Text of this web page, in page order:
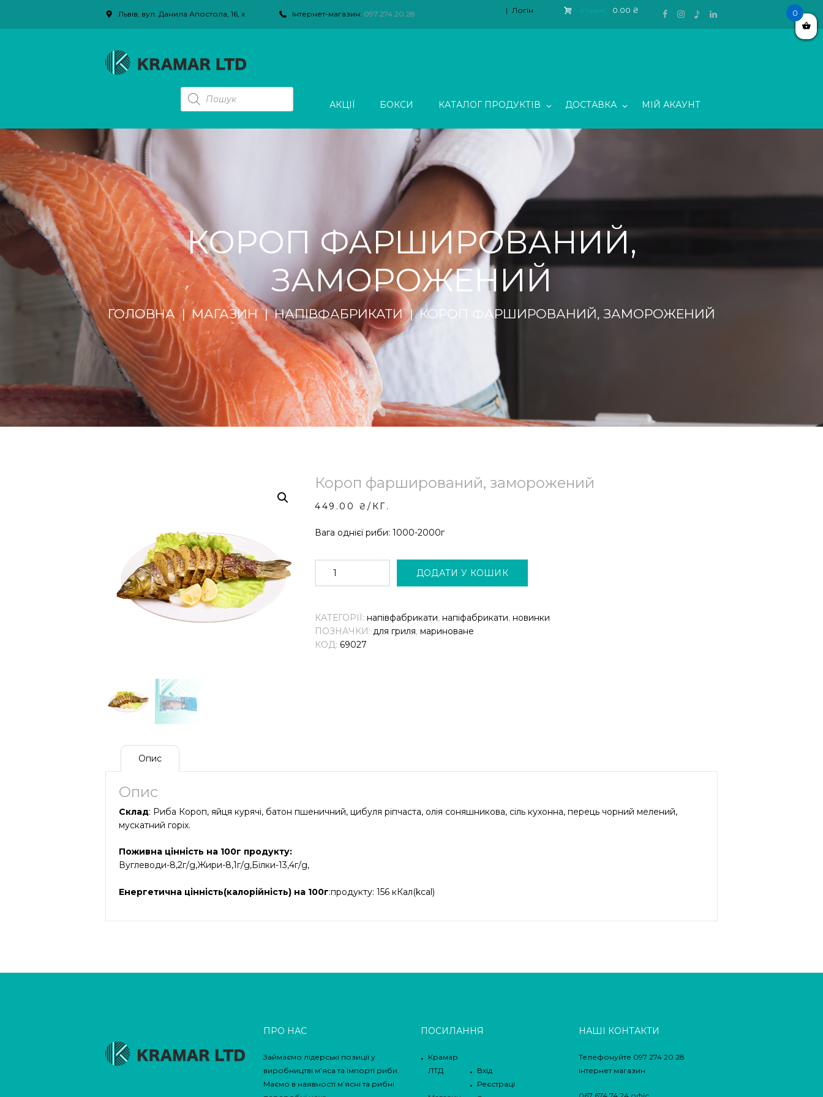
Львів, вул. Данила Апостола, 16, х Інтернет-магазин: 097 274 20 28 Логін Кошик: 0.00 ₴
PRODUCTS
SEARCH
АКЦІЇ БОКСИ КАТАЛОГ ПРОДУКТІВ ДОСТАВКА МІЙ АКАУНТ
КОРОП ФАРШИРОВАНИЙ,
ЗАМОРОЖЕНИЙ
ГОЛОВНА МАГАЗИН НАПІВФАБРИКАТИ КОРОП ФАРШИРОВАНИЙ, ЗАМОРОЖЕНИЙ
Короп фарширований, заморожений
449.00 ₴ /КГ.
Вага однієї риби: 1000-2000г
КОРОП
ФАРШИРОВАНИЙ,
КІЛЬКІСТЬ
ДОДАТИ У КОШИК
КАТЕГОРІЇ: напівфабрикати, напіфабрикати, новинки
ПОЗНАЧКИ: для гриля, мариноване
КОД: 69027
Опис
Опис
Склад: Риба Короп, яйця курячі, батон пшеничний, цибуля ріпчаста, олія соняшникова, сіль кухонна, перець чорний мелений,
мускатний горіх.
Поживна цінність на 100г продукту:
Вуглеводи-8,2г/g,Жири-8,1г/g,Білки-13,4г/g,
Енергетична цінність(калорійність) на 100г:продукту: 156 кКал(kcal)
ПРО НАС
Займаємо лідерські позиції у
виробництві м’яса та імпорті риби.
Маємо в наявності м’ясні та рибні
ПОСИЛАННЯ
Крамар
ЛТД
Вхід
Реєстраці
НАШІ КОНТАКТИ
Телефонуйте 097 274 20 28
інтернет магазин
0